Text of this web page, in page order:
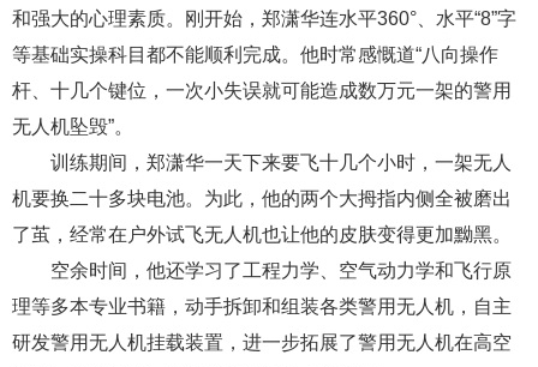
和强大的心理素质。刚开始，郑潇华连水平360°、水平“8”字
等基础实操科目都不能顺利完成。他时常感慨道“八向操作
杆、十几个键位，一次小失误就可能造成数万元一架的警用
无人机坠毁”。
训练期间，郑潇华一天下来要飞十几个小时，一架无人
机要换二十多块电池。为此，他的两个大拇指内侧全被磨出
了茧，经常在户外试飞无人机也让他的皮肤变得更加黝黑。
空余时间，他还学习了工程力学、空气动力学和飞行原
理等多本专业书籍，动手拆卸和组装各类警用无人机，自主
研发警用无人机挂载装置，进一步拓展了警用无人机在高空